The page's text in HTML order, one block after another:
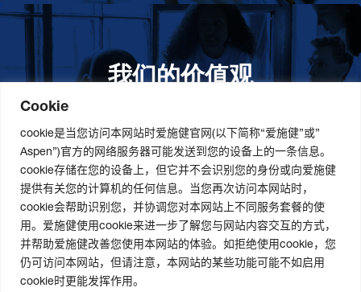
Cookie
cookie是当您访问本网站时爱施健官网(以下简称“爱施健”或”
Aspen”)官方的网络服务器可能发送到您的设备上的一条信息。
cookie存储在您的设备上，但它并不会识别您的身份或向爱施健
提供有关您的计算机的任何信息。当您再次访问本网站时，
cookie会帮助识别您，并协调您对本网站上不同服务套餐的使
用。爱施健使用cookie来进一步了解您与网站内容交互的方式，
并帮助爱施健改善您使用本网站的体验。如拒绝使用cookie，您
仍可访问本网站，但请注意，本网站的某些功能可能不如启用
cookie时更能发挥作用。
我们的价值观
我们的价值观是爱施健存立和发展的基石。集团上下以
此为指引，为实现集团目标而共同奋斗。
关于我们
爱施健集团概况
爱施健中国概况
爱施健商业网络
社会责任
道德与合规管理
社会经济发展项目
曼德拉国际日
职业发展
爱施健中国职业发展
爱施健中国岗位招聘